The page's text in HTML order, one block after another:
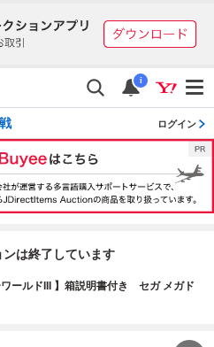
i
ログイン
は終了しています
ールドIII 】箱説明書付き セガ メガド